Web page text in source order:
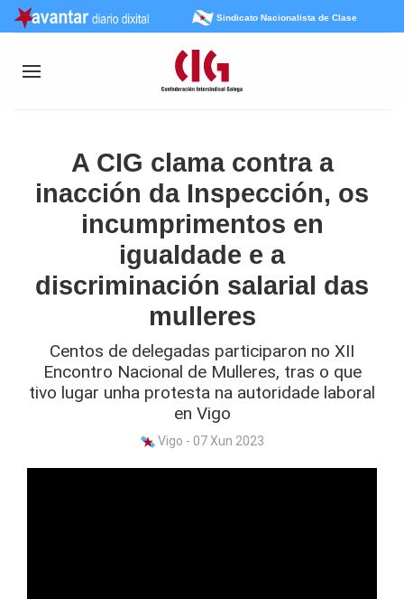
Sindicato Nacionalista de Clase
A CIG clama contra a
inacción da Inspección, os
incumprimentos en
igualdade e a
discriminación salarial das
mulleres
Centos de delegadas participaron no XII
Encontro Nacional de Mulleres, tras o que
tivo lugar unha protesta na autoridade laboral
en Vigo
Vigo - 07 Xun 2023